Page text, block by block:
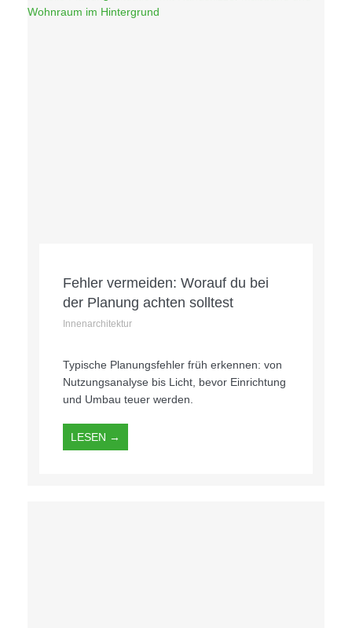
Fehler vermeiden: Worauf du bei
der Planung achten solltest
Innenarchitektur
Typische Planungsfehler früh erkennen: von
Nutzungsanalyse bis Licht, bevor Einrichtung
und Umbau teuer werden.
LESEN →